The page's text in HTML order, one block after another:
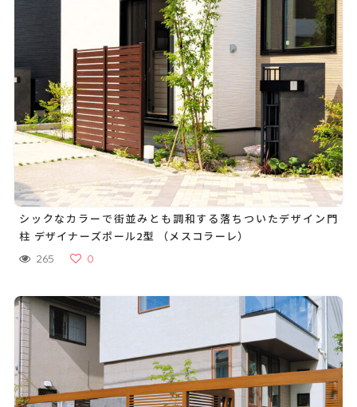
シックなカラーで街並みとも調和する落ちついたデザイン門
柱 デザイナーズポール2型 （メスコラーレ）
265 0